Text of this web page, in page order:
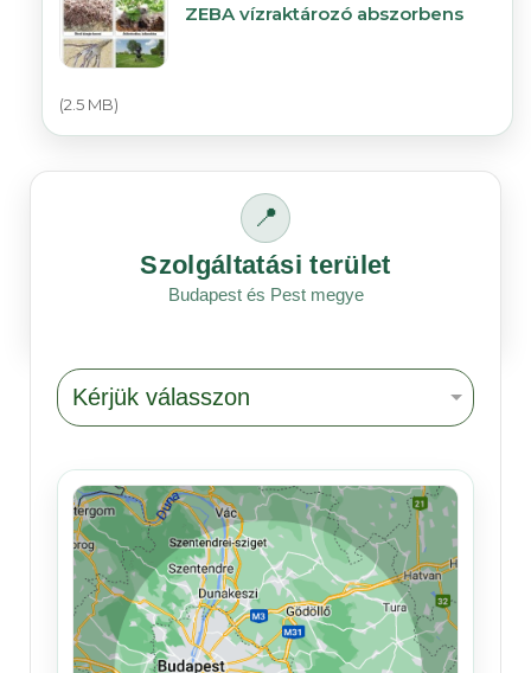
ZEBA vízraktározó abszorbens
(2.5 MB)
📍
Szolgáltatási terület
Budapest és Pest megye